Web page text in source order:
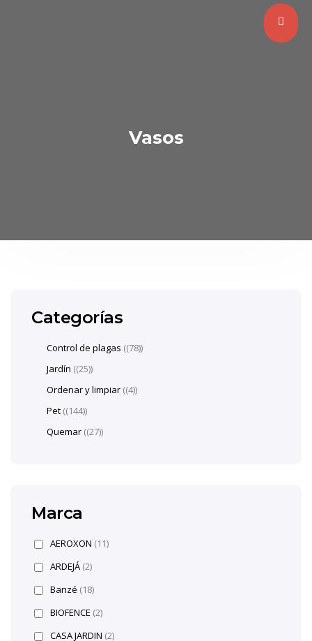
Vasos
Categorías
Control de plagas (78)
Jardín (25)
Ordenar y limpiar (4)
Pet (144)
Quemar (27)
Marca
AEROXON (11)
ARDEJÁ (2)
Banzé (18)
BIOFENCE (2)
CASA JARDIN (2)